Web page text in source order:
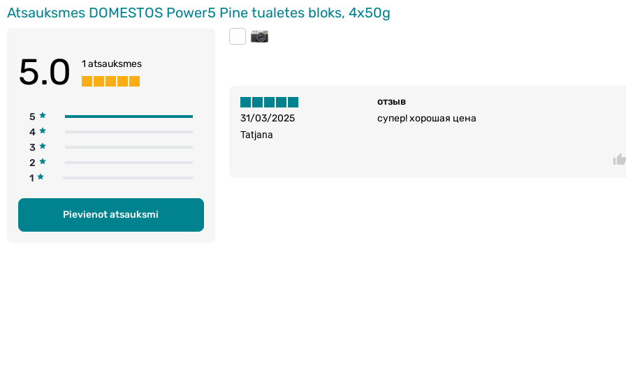
Atsauksmes DOMESTOS Power5 Pine tualetes bloks, 4x50g
5.0 1 atsauksmes
5
4
3
2
1
Pievienot atsauksmi
31/03/2025
отзыв
супер! хорошая цена
Tatjana